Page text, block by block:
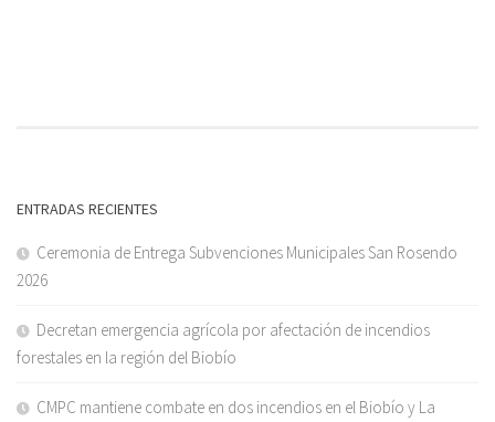
ENTRADAS RECIENTES
Ceremonia de Entrega Subvenciones Municipales San Rosendo
2026
Decretan emergencia agrícola por afectación de incendios
forestales en la región del Biobío
CMPC mantiene combate en dos incendios en el Biobío y La